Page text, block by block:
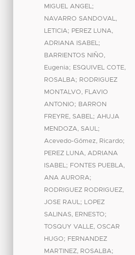
MIGUEL ANGEL ;
NAVARRO SANDOVAL,
LETICIA; PEREZ LUNA,
ADRIANA ISABEL ;
BARRIENTOS NIÑO,
Eugenia; ESQUIVEL COTE,
ROSALBA; RODRIGUEZ
MONTALVO, FLAVIO
ANTONIO; BARRON
FREYRE, SABEL ; AHUJA
MENDOZA, SAUL ;
Acevedo-Gómez, Ricardo;
PEREZ LUNA, ADRIANA
ISABEL ; FONTES PUEBLA,
ANA AURORA;
RODRIGUEZ RODRIGUEZ,
JOSE RAUL ;
LOPEZ
SALINAS, ERNESTO;
TOSQUY VALLE, OSCAR
HUGO; FERNANDEZ
MARTINEZ, ROSALBA;